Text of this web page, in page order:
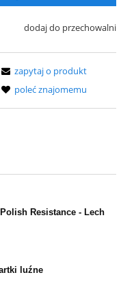
dodaj do przechowalni
zapytaj o produkt
poleć znajomemu
Polish Resistance - Lech
luźne